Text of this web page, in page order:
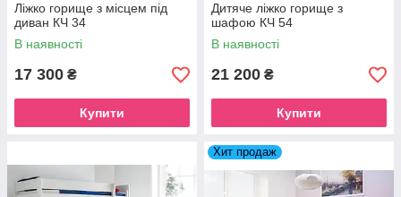
Ліжко горище з місцем під
диван КЧ 34
В наявності
17 300 ₴
Купити
Дитяче ліжко горище з
шафою КЧ 54
В наявності
21 200 ₴
Купити
Хит продаж